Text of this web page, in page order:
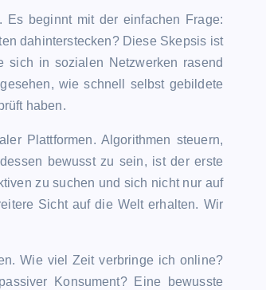
Es beginnt mit der einfachen Frage:
dahinterstecken? Diese Skepsis ist
sich in sozialen Netzwerken rasend
wie schnell selbst gebildete
haben.
Plattformen. Algorithmen steuern,
bewusst zu sein, ist der erste
zu suchen und sich nicht nur auf
Sicht auf die Welt erhalten. Wir
Wie viel Zeit verbringe ich online?
Konsument? Eine bewusste